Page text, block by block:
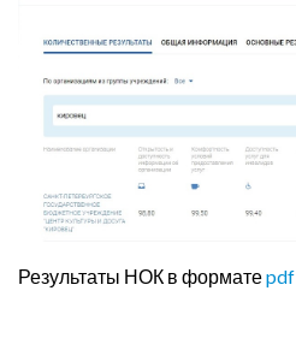
Результаты НОК в форматеpdf